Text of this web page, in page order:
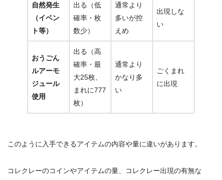
自然発生
（イベン
ト等）
出る（低
確率・枚
数少）
通常より
多いが控
えめ
出現しな
い
おうごん
ルアーモ
ジュール
使用
出る（高
確率・最
大25枚、
まれに777
枚）
通常より
かなり多
い
ごくまれ
に出現
このように入手できるアイテムの内容や量に違いがあります。
コレクレーのコインやアイテムの量、コレクレー出現の有無な